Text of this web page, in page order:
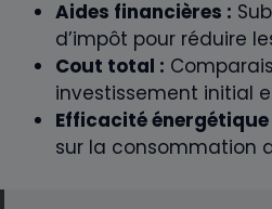
Aides financières :
d’impôt pour réduire
Cout total :
investissement initial
Efficacité énergétique
sur la consommation